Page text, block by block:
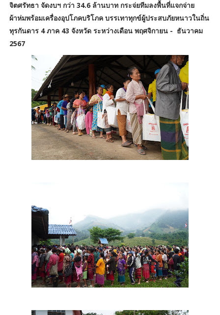
จิตศรัทธา จัดงบฯ กว่า 34.6 ล้านบาท กระจ่ยทีมลงพื้นที่แจกจ่าย
ผ้าห่มพร้อมเครื่องอุปโภคบริโภค บรรเทาทุกข์ผู้ประสบภัยหนาวในถิ่น
ทุรกันดาร 4 ภาค 43 จังหวัด ระหว่างเดือน พฤศจิกายน - ธันวาคม
2567